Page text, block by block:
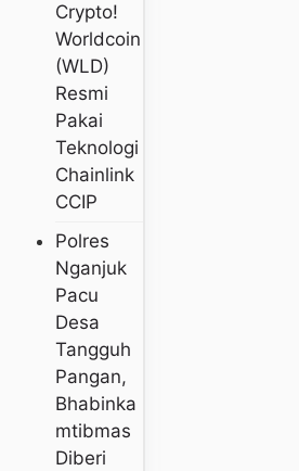
Crypto!
Worldcoin
(WLD)
Resmi
Pakai
Teknologi
Chainlink
CCIP
Polres
Nganjuk
Pacu
Desa
Tangguh
Pangan,
Bhabinka
Mtibmas
Diberi